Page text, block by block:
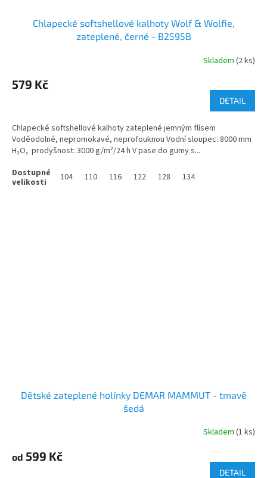
Chlapecké softshellové kalhoty Wolf & Wolfie,
zateplené, černé - B2595B
Skladem (2 ks)
579 Kč
DETAIL
Chlapecké softshellové kalhoty zateplené jemným flísem
Voděodolné, nepromokavé, neprofouknou Vodní sloupec: 8000 mm
H₂O, prodyšnost: 3000 g/m²/24 h V pase do gumy s...
104 110 116 122 128 134
Dětské zateplené holínky DEMAR MAMMUT - tmavě
šedá
Skladem (1 ks)
od 599 Kč
DETAIL